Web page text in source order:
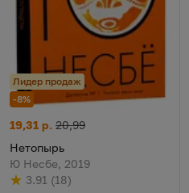
Лидер продаж
-8%
Нетопырь
Цена:
19,31 р.
Старая цена:
20,99
Нетопырь
Ю Несбе, 2019
Рейтинг
3.91
из 5 (
по результату
18
голосов
)